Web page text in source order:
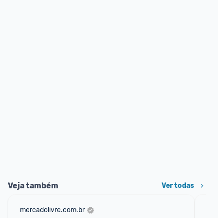
Veja também Ver todas
mercadolivre.com.br